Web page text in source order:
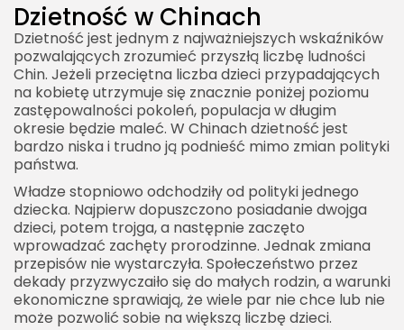
Dzietność w Chinach
Dzietność jest jednym z najważniejszych wskaźników
pozwalających zrozumieć przyszłą liczbę ludności
Chin. Jeżeli przeciętna liczba dzieci przypadających
na kobietę utrzymuje się znacznie poniżej poziomu
zastępowalności pokoleń, populacja w długim
okresie będzie maleć. W Chinach dzietność jest
bardzo niska i trudno ją podnieść mimo zmian polityki
państwa.
Władze stopniowo odchodziły od polityki jednego
dziecka. Najpierw dopuszczono posiadanie dwojga
dzieci, potem trojga, a następnie zaczęto
wprowadzać zachęty prorodzinne. Jednak zmiana
przepisów nie wystarczyła. Społeczeństwo przez
dekady przyzwyczaiło się do małych rodzin, a warunki
ekonomiczne sprawiają, że wiele par nie chce lub nie
może pozwolić sobie na większą liczbę dzieci.